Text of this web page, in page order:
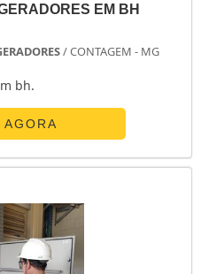
EM BH
/ CONTAGEM - MG
bh.